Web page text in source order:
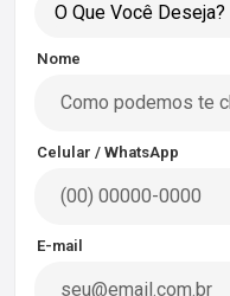
O Que Você Deseja?
Nome
Celular / WhatsApp
E-mail